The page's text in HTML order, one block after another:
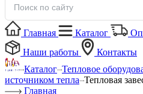
Главная Каталог
Наши работы
Контакты
Каталог Тепловое
источником тепла Тепловая
Главная